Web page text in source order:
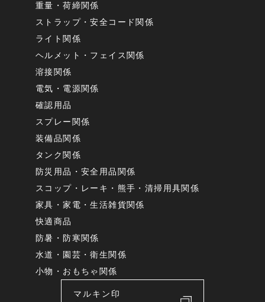
重量・荷締関係
ストラップ・安全コード関係
ライト関係
ヘルメット・フェイス関係
溶接関係
電気・電源関係
確認用品
スプレー関係
装備品関係
タンク関係
防災用品・安全用品関係
スコップ・レーキ・熊手・清掃用具関係
家具・家電・生活雑貨関係
快適商品
防暑・防寒関係
水道・園芸・衛生関係
小物・おもちゃ関係
マルキン印